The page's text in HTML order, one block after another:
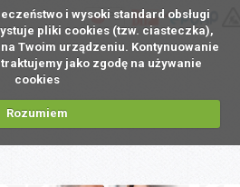
i wysoki standard obsługi
pliki cookies (tzw. ciasteczka),
Twoim urządzeniu. Kontynuowanie
jako zgodę na używanie
cookies
Rozumiem
PL